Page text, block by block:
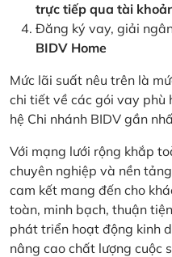
trực tiếp qua tài
Đăng ký vay, giải
BIDV Home
Mức lãi suất nêu trên là
chi tiết về các gói vay phù
hệ Chi nhánh BIDV gần
Với mạng lưới rộng khắp
chuyên nghiệp và nền
cam kết mang đến cho
toàn, minh bạch, thuận
phát triển hoạt động kinh
nâng cao chất lượng cuộc